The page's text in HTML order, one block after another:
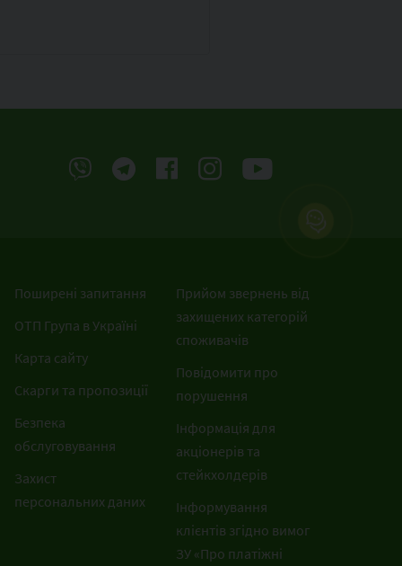
Поширені запитання
ОТП Група в Україні
Карта сайту
Скарги та пропозиції
Безпека
обслуговування
Захист
персональних даних
Прийом звернень від
захищених категорій
споживачів
Повідомити про
порушення
Інформація для
акціонерів та
стейкхолдерів
Інформування
клієнтів згідно вимог
ЗУ «Про платіжні